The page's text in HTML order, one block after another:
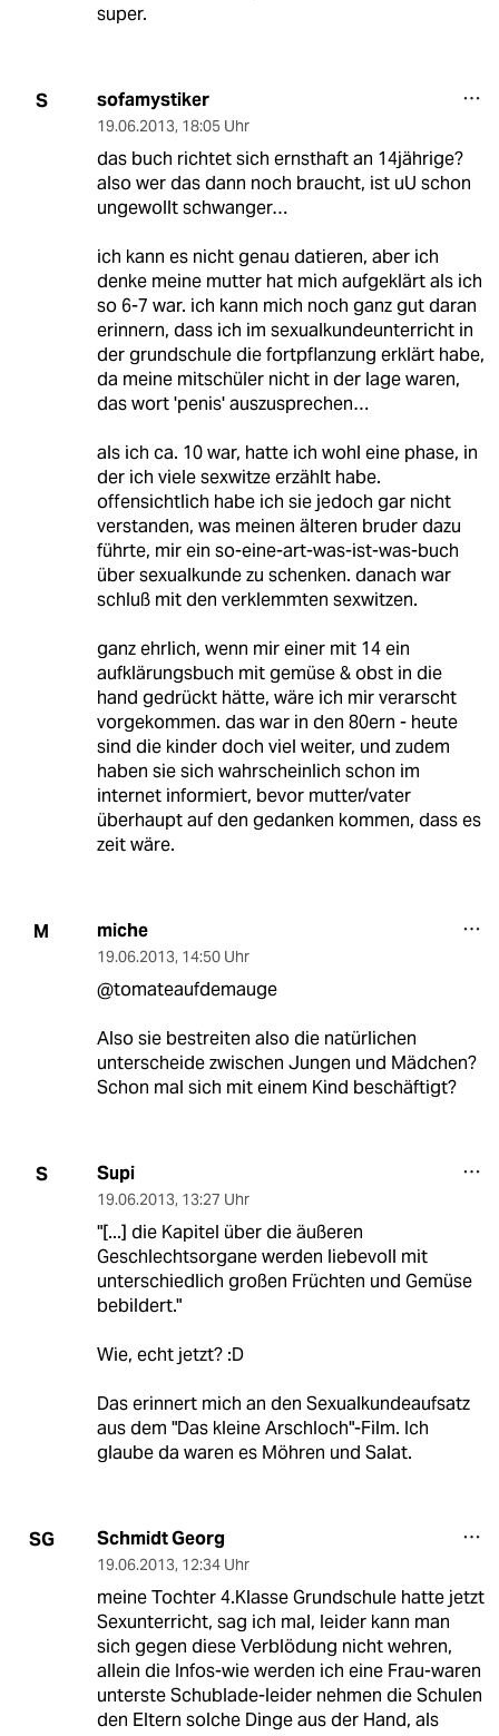
super.
S sofamystiker
19.06.2013, 18:05 Uhr
das buch richtet sich ernsthaft an 14jährige?
also wer das dann noch braucht, ist uU schon
ungewollt schwanger…
ich kann es nicht genau datieren, aber ich
denke meine mutter hat mich aufgeklärt als ich
so 6-7 war. ich kann mich noch ganz gut daran
erinnern, dass ich im sexualkundeunterricht in
der grundschule die fortpflanzung erklärt habe,
da meine mitschüler nicht in der lage waren,
das wort 'penis' auszusprechen…
als ich ca. 10 war, hatte ich wohl eine phase, in
der ich viele sexwitze erzählt habe.
offensichtlich habe ich sie jedoch gar nicht
verstanden, was meinen älteren bruder dazu
führte, mir ein so-eine-art-was-ist-was-buch
über sexualkunde zu schenken. danach war
schluß mit den verklemmten sexwitzen.
ganz ehrlich, wenn mir einer mit 14 ein
aufklärungsbuch mit gemüse & obst in die
hand gedrückt hätte, wäre ich mir verarscht
vorgekommen. das war in den 80ern - heute
sind die kinder doch viel weiter, und zudem
haben sie sich wahrscheinlich schon im
internet informiert, bevor mutter/vater
überhaupt auf den gedanken kommen, dass es
zeit wäre.
M miche
19.06.2013, 14:50 Uhr
@tomateaufdemauge
Also sie bestreiten also die natürlichen
unterscheide zwischen Jungen und Mädchen?
Schon mal sich mit einem Kind beschäftigt?
S Supi
19.06.2013, 13:27 Uhr
"[...] die Kapitel über die äußeren
Geschlechtsorgane werden liebevoll mit
unterschiedlich großen Früchten und Gemüse
bebildert."
Wie, echt jetzt? :D
Das erinnert mich an den Sexualkundeaufsatz
aus dem "Das kleine Arschloch"-Film. Ich
glaube da waren es Möhren und Salat.
SG Schmidt Georg
19.06.2013, 12:34 Uhr
meine Tochter 4.Klasse Grundschule hatte jetzt
Sexunterricht, sag ich mal, leider kann man
sich gegen diese Verblödung nicht wehren,
allein die Infos-wie werden ich eine Frau-waren
unterste Schublade-leider nehmen die Schulen
den Eltern solche Dinge aus der Hand, als